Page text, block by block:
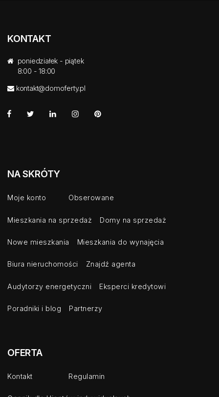
KONTAKT
poniedziałek - piątek
8:00 - 18:00
kontakt@domoferty.pl
NA SKRÓTY
Moje konto Obserowane
Mieszkania na sprzedaż Domy na sprzedaż
Nowe mieszkania Mieszkania do wynajęcia
Biura nieruchomości Znajdź agenta
Audytorzy energetyczni Eksperci kredytowi
Poradniki i blog Partnerzy
OFERTA
Kontakt Regulamin